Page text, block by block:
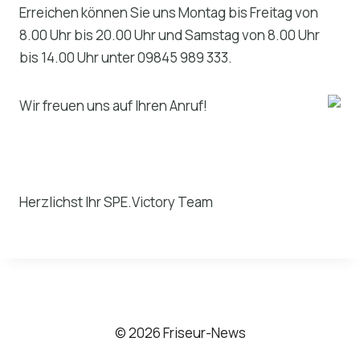
Erreichen können Sie uns Montag bis Freitag von
8.00 Uhr bis 20.00 Uhr und Samstag von 8.00 Uhr
bis 14.00 Uhr unter 09845 989 333.
Wir freuen uns auf Ihren Anruf!
Herzlichst Ihr SPE.Victory Team
© 2026 Friseur-News